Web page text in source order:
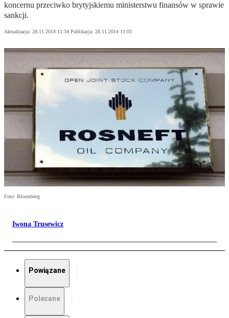
koncernu przeciwko brytyjskiemu ministerstwu finansów w sprawie
sankcji.
Aktualizacja: 28.11.2014 11:34 Publikacja: 28.11.2014 11:03
Foto: Bloomberg
Iwona Trusewicz
Powiązane
Polecane